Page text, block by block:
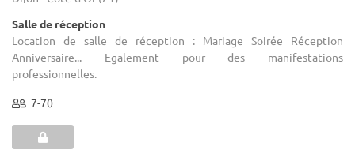
Salle de réception
Location de salle de réception : Mariage Soirée Réception
Anniversaire... Egalement pour des manifestations
professionnelles.
7-70